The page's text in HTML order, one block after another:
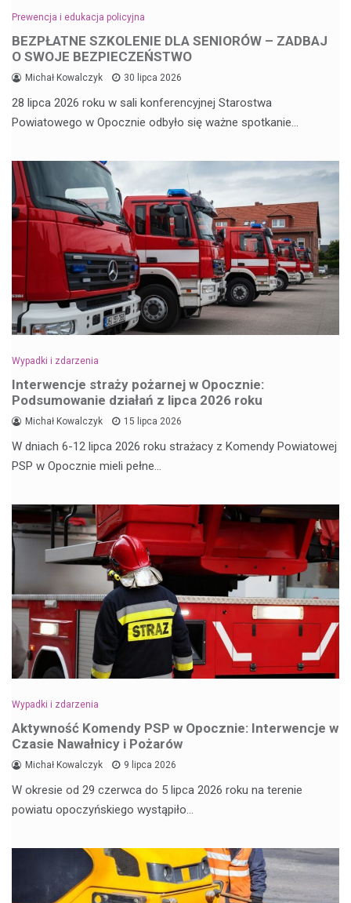
Prewencja i edukacja policyjna
BEZPŁATNE SZKOLENIE DLA SENIORÓW – ZADBAJ
O SWOJE BEZPIECZEŃSTWO
Michał Kowalczyk 30 lipca 2026
28 lipca 2026 roku w sali konferencyjnej Starostwa
Powiatowego w Opocznie odbyło się ważne spotkanie…
Wypadki i zdarzenia
Interwencje straży pożarnej w Opocznie:
Podsumowanie działań z lipca 2026 roku
Michał Kowalczyk 15 lipca 2026
W dniach 6-12 lipca 2026 roku strażacy z Komendy Powiatowej
PSP w Opocznie mieli pełne…
Wypadki i zdarzenia
Aktywność Komendy PSP w Opocznie: Interwencje w
Czasie Nawałnicy i Pożarów
Michał Kowalczyk 9 lipca 2026
W okresie od 29 czerwca do 5 lipca 2026 roku na terenie
powiatu opoczyńskiego wystąpiło…